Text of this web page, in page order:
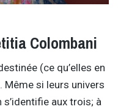
Colombani
(ce qu’elles en
si leurs univers
aux trois; à